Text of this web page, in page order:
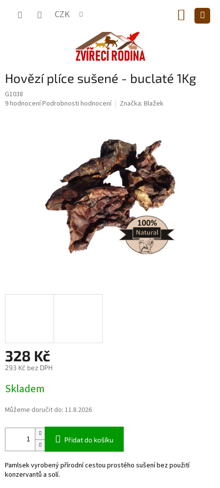
CZK
KOŠÍK
Hovězí plíce sušené - buclaté 1Kg
G1038
Průměrné
9 hodnoceníPodrobnosti hodnocení Značka: Blažek
328 Kč
293 Kč bez DPH
cena:
Skladem
Můžeme doručit do: 11.8.2026
Přidat do košíku
Pamlsek vyrobený přírodní cestou prostého sušení bez použití
konzervantů a solí.